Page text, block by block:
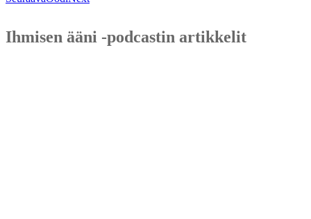
Ihmisen ääni -podcastin artikkelit